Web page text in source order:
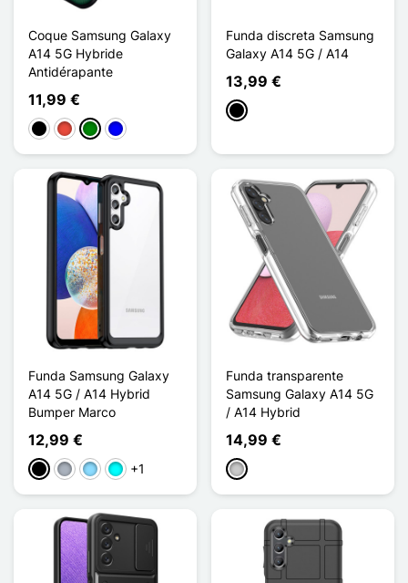
Coque Samsung Galaxy
A14 5G Hybride
Antidérapante
11,99 €
NegroRojoVerdeAzul
Funda discreta Samsung
Galaxy A14 5G / A14
13,99 €
Negro
Funda Samsung Galaxy
A14 5G / A14 Hybrid
Bumper Marco
12,99 €
NegroGris Azul claro
Cian+1
Funda transparente
Samsung Galaxy A14 5G
/ A14 Hybrid
14,99 €
Transparente